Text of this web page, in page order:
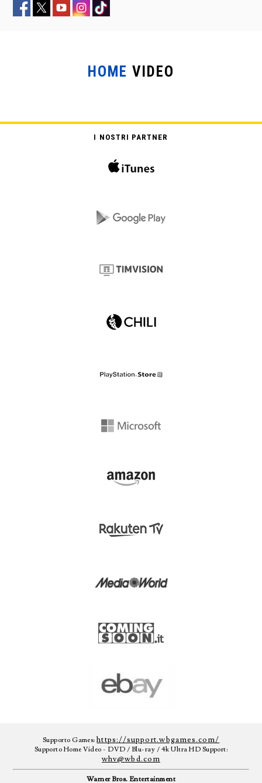
HOME VIDEO
I NOSTRI PARTNER
Supporto Games:https://support.wbgames.com/
Supporto Home Video - DVD / Blu-ray / 4k Ultra HD Support:
whv@wbd.com
Warner Bros. Entertainment